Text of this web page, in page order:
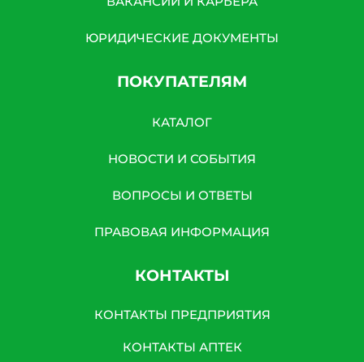
ЮРИДИЧЕСКИЕ ДОКУМЕНТЫ
ПОКУПАТЕЛЯМ
КАТАЛОГ
НОВОСТИ И СОБЫТИЯ
ВОПРОСЫ И ОТВЕТЫ
ПРАВОВАЯ ИНФОРМАЦИЯ
КОНТАКТЫ
КОНТАКТЫ ПРЕДПРИЯТИЯ
КОНТАКТЫ АПТЕК